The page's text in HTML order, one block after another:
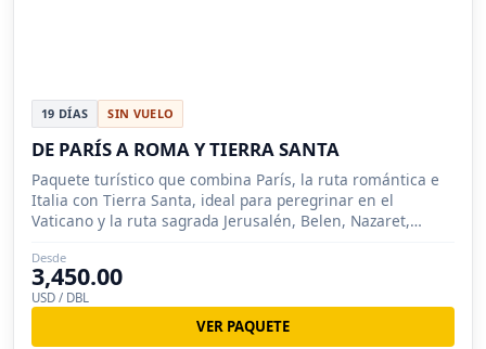
19 DÍAS SIN VUELO
DE PARÍS A ROMA Y TIERRA SANTA
Paquete turístico que combina París, la ruta romántica e
Italia con Tierra Santa, ideal para peregrinar en el
Vaticano y la ruta sagrada Jerusalén, Belen, Nazaret,
Desde
3,450.00
USD / DBL
VER PAQUETE